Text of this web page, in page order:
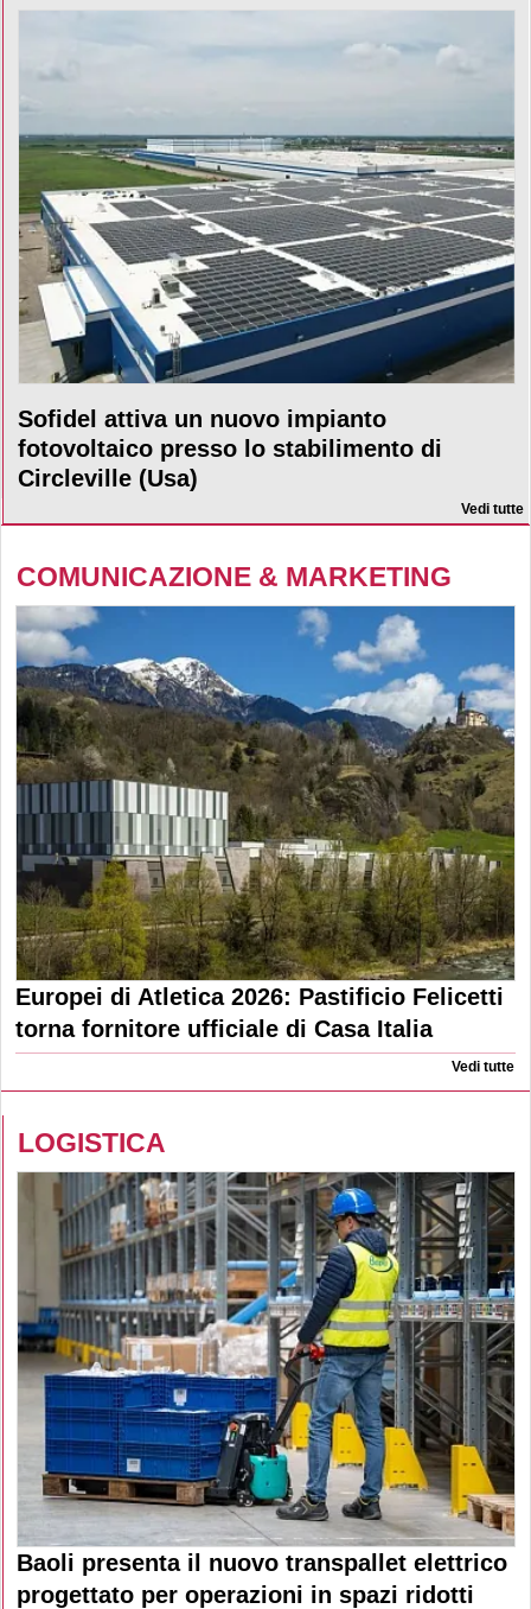
Sofidel attiva un nuovo impianto
fotovoltaico presso lo stabilimento di
Circleville (Usa)
Vedi tutte
COMUNICAZIONE & MARKETING
Europei di Atletica 2026: Pastificio Felicetti
torna fornitore ufficiale di Casa Italia
Vedi tutte
LOGISTICA
Baoli presenta il nuovo transpallet elettrico
progettato per operazioni in spazi ridotti